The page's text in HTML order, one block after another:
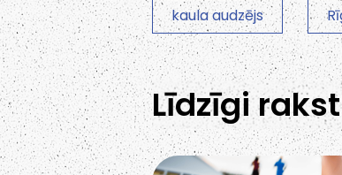
kaula audzējs
Līdzīgi